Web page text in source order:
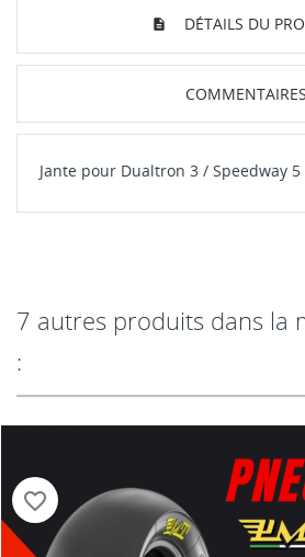
DÉTAILS DU
COMMENTAIRES
Jante pour Dualtron 3 / Speedway 5
7 autres produits dans la
:
favorite_border